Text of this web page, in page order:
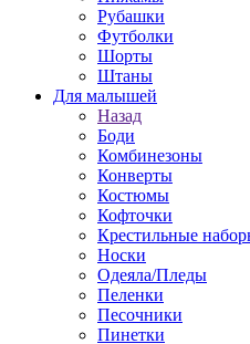
Рубашки
Футболки
Шорты
Штаны
Для малышей
Назад
Боди
Комбинезоны
Конверты
Костюмы
Кофточки
Крестильные
Носки
Одеяла/Пледы
Пеленки
Песочники
Пинетки